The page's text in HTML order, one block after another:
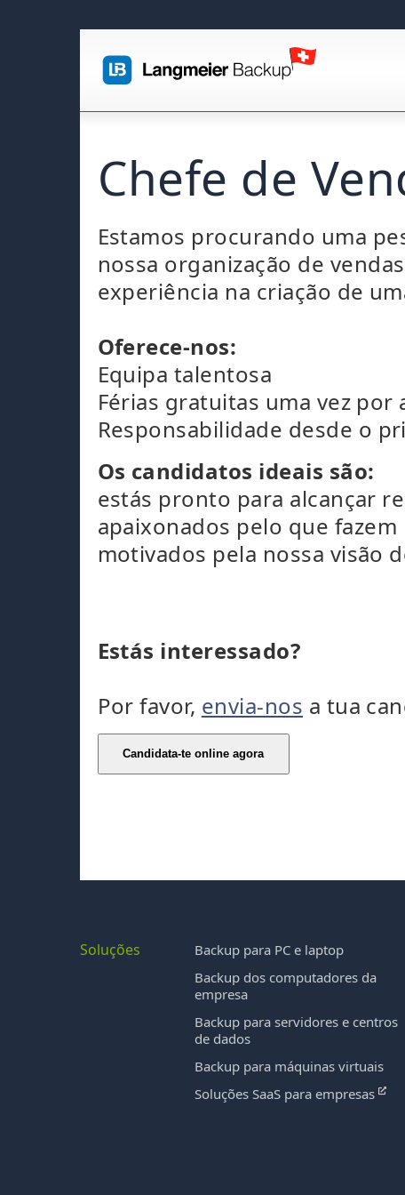
Chefe de
Estamos procurando uma
nossa organização de
experiência na criação de
Oferece-nos:
Equipa talentosa
Férias gratuitas uma vez por
Responsabilidade desde o
Os candidatos ideais são:
estás pronto para alcançar
apaixonados pelo que fazem
motivados pela nossa visão
Estás interessado?
Por favor, envia-nos a tua
Soluções
Backup para PC e laptop
Backup dos computadores da
empresa
Backup para servidores e centros
de dados
Backup para máquinas virtuais
Soluções SaaS para empresas